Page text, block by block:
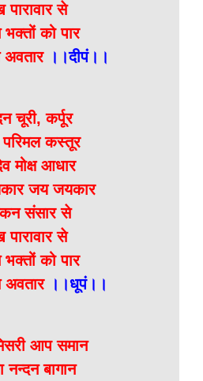
पारावार से
को पार
।।दीपं।।
चूरी, कर्पूर
परिमल कस्तूर
मोक्ष आधार
जय जयकार
संसार से
पारावार से
को पार
।।धूपं।।
आप समान
नन्दन बागान